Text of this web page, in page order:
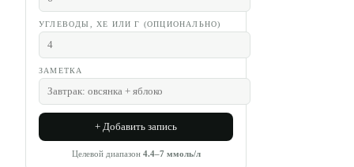
УГЛЕВОДЫ, ХЕ ИЛИ Г (ОПЦИОНАЛЬНО)
ЗАМЕТКА
+ Добавить запись
Целевой диапазон 4.4–7ммоль/л